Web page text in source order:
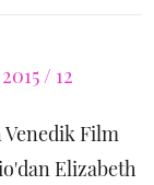
Venedik Film
Elizabeth